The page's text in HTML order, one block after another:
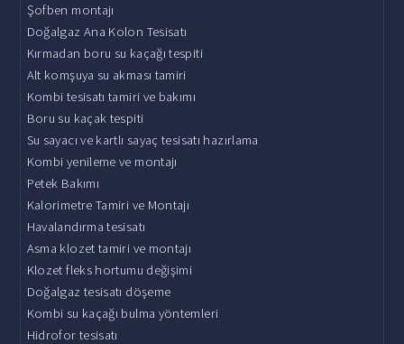
Şofben montajı
Doğalgaz Ana Kolon Tesisatı
Kırmadan boru su kaçağı tespiti
Alt komşuya su akması tamiri
Kombi tesisatı tamiri ve bakımı
Boru su kaçak tespiti
Su sayacı ve kartlı sayaç tesisatı hazırlama
Kombi yenileme ve montajı
Petek Bakımı
Kalorimetre Tamiri ve Montajı
Havalandırma tesisatı
Asma klozet tamiri ve montajı
Klozet fleks hortumu değişimi
Doğalgaz tesisatı döşeme
Kombi su kaçağı bulma yöntemleri
Hidrofor tesisatı